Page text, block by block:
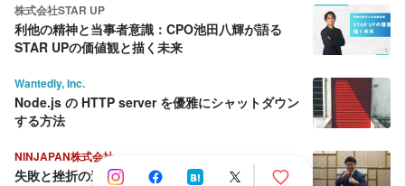
株式会社STAR UP
利他の精神と当事者意識：CPO池田八輝が語る
STAR UPの価値観と描く未来
Wantedly, Inc.
Node.js の HTTP server を優雅にシャットダウン
する方法
NINJAPAN株式会社
失敗と挫折の連続から這い上がり続ける壮絶な人